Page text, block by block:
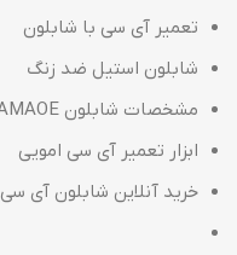
تعمیر آی سی با شابلون
شابلون استیل ضد زنگ
مشخصات شابلون AMAOE
ابزار تعمیر آی سی امویی
خرید آنلاین شابلون آی سی